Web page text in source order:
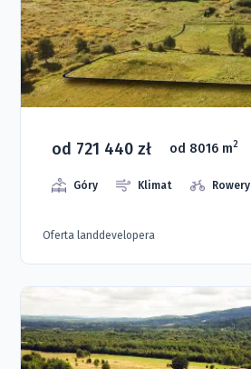
od 721 440 zł od 8016 m2
Góry Klimat Rowery
Oferta landdevelopera